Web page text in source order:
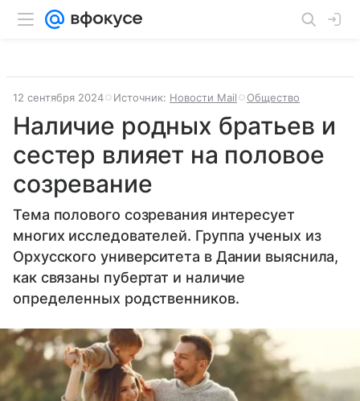
12 сентября 2024 Источник: Новости Mail Общество
Наличие родных братьев и
сестер влияет на половое
созревание
Тема полового созревания интересует
многих исследователей. Группа ученых из
Орхусского университета в Дании выяснила,
как связаны пубертат и наличие
определенных родственников.